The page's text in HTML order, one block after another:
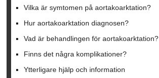
Vilka är symtomen på aortakoarktation?
Hur aortakoarktation diagnosen?
Vad är behandlingen för aortakoarktation?
Finns det några komplikationer?
Ytterligare hjälp och information